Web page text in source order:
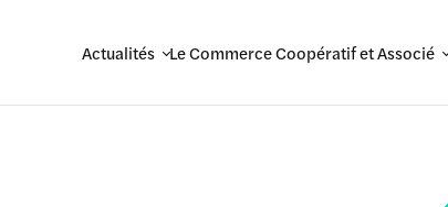
Actualités Le Commerce Coopératif et Associé